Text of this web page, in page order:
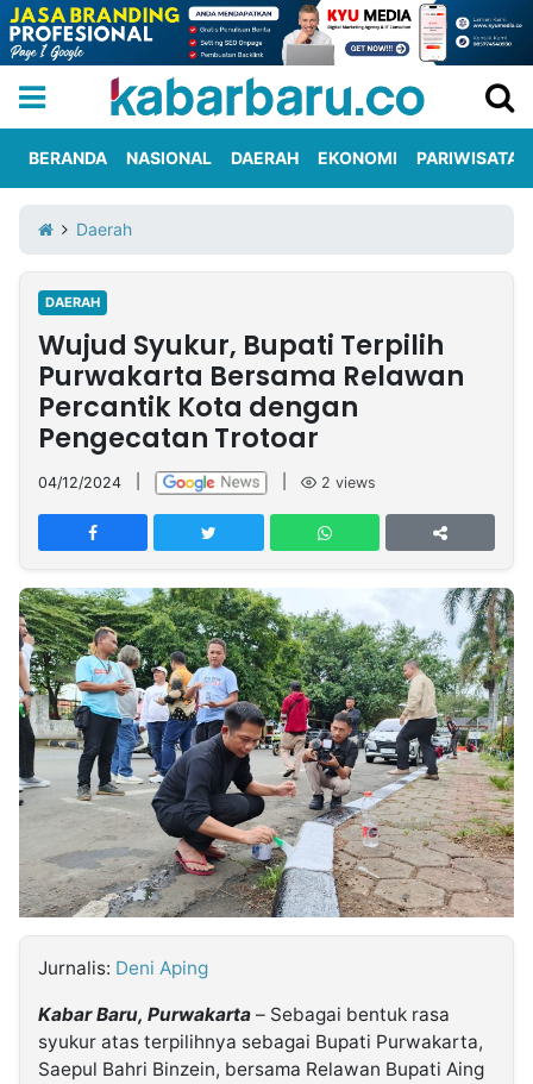
Iklan
Berita
Kami
Nasional
International
Olahraga
Entertainment
Daerah
Pariwisata
Kuliner
Kolom
Network
PT
TREETAN
MULTIMEDIA
INDONESIA
Partner
Insight
NTB
Suara
Time
Lens
IDN
Daily
Jogja
Jalan
Rakyat
Idealita
News
Kita
Notice
Dinamikapost.com
Radar
Baru
Seedbacklink
Follow
Kabarbaru
BERANDA NASIONAL DAERAH EKONOMI PARIWISATA
Daerah
DAERAH
Wujud Syukur, Bupati Terpilih
Purwakarta Bersama Relawan
Percantik Kota dengan
Pengecatan Trotoar
04/12/2024 2 views
Jurnalis: Deni Aping
Kabar Baru, Purwakarta – Sebagai bentuk rasa
syukur atas terpilihnya sebagai Bupati Purwakarta,
Saepul Bahri Binzein, bersama Relawan Bupati Aing